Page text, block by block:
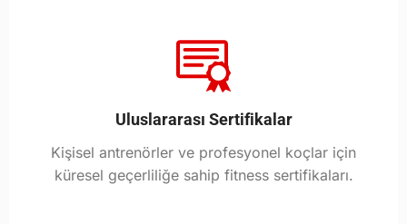
Uluslararası Sertifikalar
Kişisel antrenörler ve profesyonel koçlar için
küresel geçerliliğe sahip fitness sertifikaları.